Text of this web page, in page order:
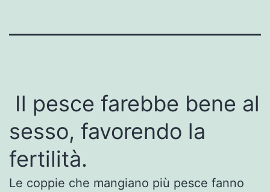
Il pesce farebbe bene al
sesso, favorendo la
fertilità.
Le coppie che mangiano più pesce fanno